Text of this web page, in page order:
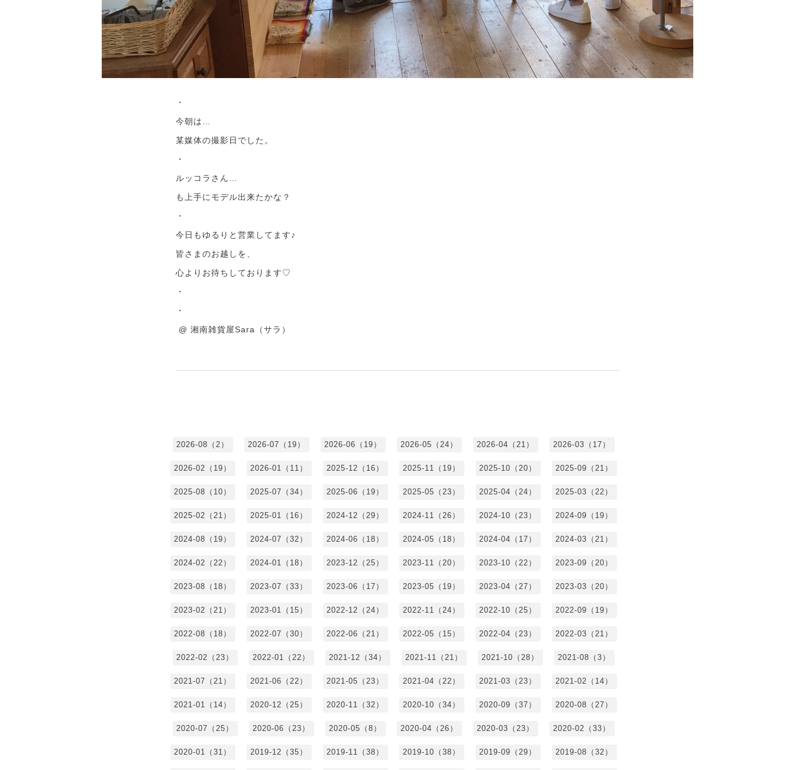
・
今朝は…
某媒体の撮影日でした。
・
ルッコラさん…
も上手にモデル出来たかな？
・
今日もゆるりと営業してます♪
皆さまのお越しを、
心よりお待ちしております♡
・
・
@ 湘南雑貨屋Sara（サラ）
2026-08（2） 2026-07（19） 2026-06（19） 2026-05（24） 2026-04（21） 2026-03（17）
2026-02（19） 2026-01（11） 2025-12（16） 2025-11（19） 2025-10（20） 2025-09（21）
2025-08（10） 2025-07（34） 2025-06（19） 2025-05（23） 2025-04（24） 2025-03（22）
2025-02（21） 2025-01（16） 2024-12（29） 2024-11（26） 2024-10（23） 2024-09（19）
2024-08（19） 2024-07（32） 2024-06（18） 2024-05（18） 2024-04（17） 2024-03（21）
2024-02（22） 2024-01（18） 2023-12（25） 2023-11（20） 2023-10（22） 2023-09（20）
2023-08（18） 2023-07（33） 2023-06（17） 2023-05（19） 2023-04（27） 2023-03（20）
2023-02（21） 2023-01（15） 2022-12（24） 2022-11（24） 2022-10（25） 2022-09（19）
2022-08（18） 2022-07（30） 2022-06（21） 2022-05（15） 2022-04（23） 2022-03（21）
2022-02（23） 2022-01（22） 2021-12（34） 2021-11（21） 2021-10（28） 2021-08（3）
2021-07（21） 2021-06（22） 2021-05（23） 2021-04（22） 2021-03（23） 2021-02（14）
2021-01（14） 2020-12（25） 2020-11（32） 2020-10（34） 2020-09（37） 2020-08（27）
2020-07（25） 2020-06（23） 2020-05（8） 2020-04（26） 2020-03（23） 2020-02（33）
2020-01（31） 2019-12（35） 2019-11（38） 2019-10（38） 2019-09（29） 2019-08（32）